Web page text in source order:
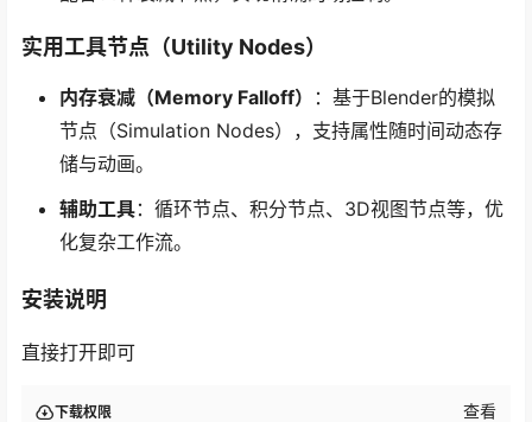
实用工具节点（Utility Nodes）
内存衰减（Memory Falloff）
：基于Blender的模拟
节点（Simulation Nodes），支持属性随时间动态存
储与动画。
辅助工具：循环节点、积分节点、3D视图节点等，优
化复杂工作流。
安装说明
直接打开即可
下载权限 查看